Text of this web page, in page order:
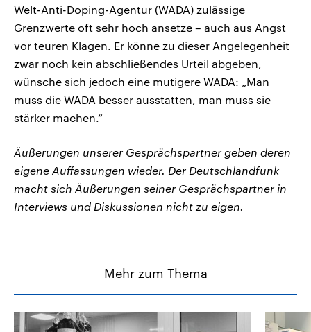
Welt-Anti-Doping-Agentur (WADA) zulässige
Grenzwerte oft sehr hoch ansetze – auch aus Angst
vor teuren Klagen. Er könne zu dieser Angelegenheit
zwar noch kein abschließendes Urteil abgeben,
wünsche sich jedoch eine mutigere WADA: „Man
muss die WADA besser ausstatten, man muss sie
stärker machen.“
Äußerungen unserer Gesprächspartner geben deren
eigene Auffassungen wieder. Der Deutschlandfunk
macht sich Äußerungen seiner Gesprächspartner in
Interviews und Diskussionen nicht zu eigen.
Mehr zum Thema